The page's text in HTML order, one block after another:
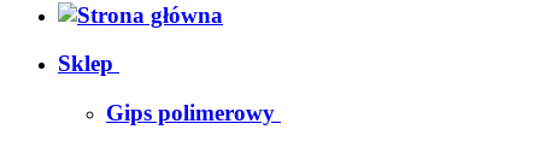
Sklep
Gips polimerowy